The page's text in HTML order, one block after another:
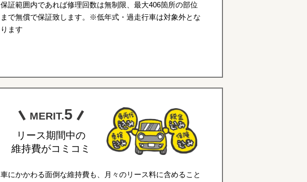
保証範囲内であれば修理回数は無制限、最大406箇所の部位
まで無償で保証致します。※低年式・過走行車は対象外とな
ります
MERIT.5
リース期間中の
維持費がコミコミ
車にかかわる面倒な維持費も、月々のリース料に含めること